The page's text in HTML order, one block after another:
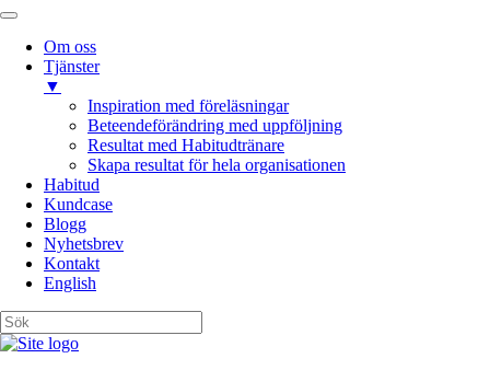
Om oss
Tjänster
▼
Inspiration med föreläsningar
Beteendeförändring med uppföljning
Resultat med Habitudtränare
Skapa resultat för hela organisationen
Habitud
Kundcase
Blogg
Nyhetsbrev
Kontakt
English